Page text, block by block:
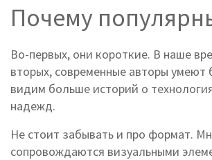
Почему
Во-первых, они короткие. В наше
вторых, современные авторы умеют
видим больше историй о
надежд.
Не стоит забывать и про формат.
сопровождаются визуальными